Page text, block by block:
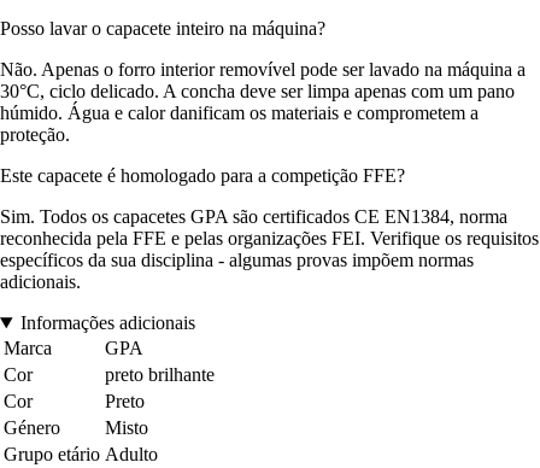
Posso lavar o capacete inteiro na máquina?
Não. Apenas o forro interior removível pode ser lavado na máquina a
30°C, ciclo delicado. A concha deve ser limpa apenas com um pano
húmido. Água e calor danificam os materiais e comprometem a
proteção.
Este capacete é homologado para a competição FFE?
Sim. Todos os capacetes GPA são certificados CE EN1384, norma
reconhecida pela FFE e pelas organizações FEI. Verifique os requisitos
específicos da sua disciplina - algumas provas impõem normas
adicionais.
Informações adicionais
Marca
GPA
Cor
preto brilhante
Cor
Preto
Género
Misto
Grupo etário Adulto